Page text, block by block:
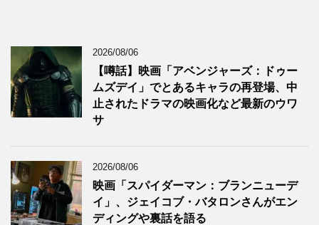
2026/08/06
【噂話】映画「アベンジャーズ：ドゥー
ムズデイ」でとあるキャラの再登場、中
止されたドラマの映画化など最新のウワ
サ
2026/08/06
映画「スパイダーマン：ブランニューデ
イ」、ジェイコブ・バタロンさんがエン
ディングや裏話を語る